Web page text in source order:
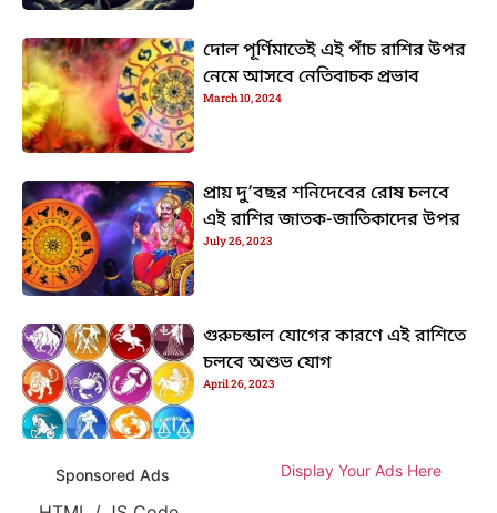
দোল পূর্ণিমাতেই এই পাঁচ রাশির উপর
নেমে আসবে নেতিবাচক প্রভাব
March 10, 2024
প্রায় দু’বছর শনিদেবের রোষ চলবে
এই রাশির জাতক-জাতিকাদের উপর
July 26, 2023
গুরুচন্ডাল যোগের কারণে এই রাশিতে
চলবে অশুভ যোগ
April 26, 2023
Sponsored Ads Display Your Ads Here